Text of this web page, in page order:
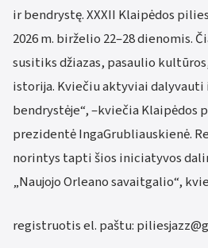
ir bendrystę. XXXII Klaipėdos
2026 m. birželio 22–28 dienomis.
susitiks džiazas, pasaulio
istorija. Kviečiu aktyviai
bendrystėje“, –kviečia Klaipėdos
prezidentė IngaGrubliauskienė.
norintys tapti šios iniciatyvos
„Naujojo Orleano savaitgalio“,
registruotis el. paštu: